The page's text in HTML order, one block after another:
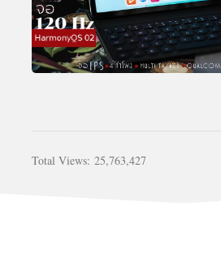
Total Views: 25,763,427